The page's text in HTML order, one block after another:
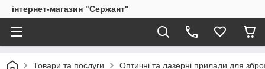
інтернет-магазин "Сержант"
Товари та послуги Оптичні та лазерні прилади для